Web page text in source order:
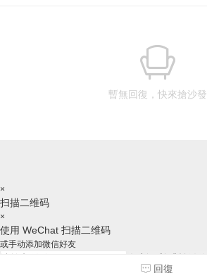
暫無回復，快來搶沙發
回復
×
扫描二维码
×
使用 WeChat 扫描二维码
或手动添加微信好友
复制ID并跳转微信